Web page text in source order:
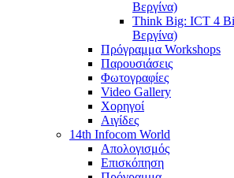
Βεργίνα)
Think Big: ICT 4
Βεργίνα)
Πρόγραμμα Workshops
Παρουσιάσεις
Φωτογραφίες
Video Gallery
Χορηγοί
Αιγίδες
14th Infocom World
Απολογισμός
Επισκόπηση